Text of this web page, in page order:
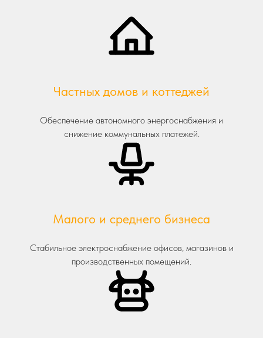
Частных домов и коттеджей
Обеспечение автономного энергоснабжения и
снижение коммунальных платежей.
Малого и среднего бизнеса
Стабильное электроснабжение офисов, магазинов и
производственных помещений.